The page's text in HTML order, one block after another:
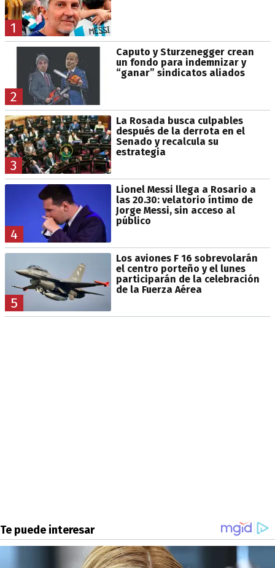
1
2
Caputo y Sturzenegger crean
un fondo para indemnizar y
“ganar” sindicatos aliados
3
La Rosada busca culpables
después de la derrota en el
Senado y recalcula su
estrategia
4
Lionel Messi llega a Rosario a
las 20.30: velatorio íntimo de
Jorge Messi, sin acceso al
público
5
Los aviones F 16 sobrevolarán
el centro porteño y el lunes
participarán de la celebración
de la Fuerza Aérea